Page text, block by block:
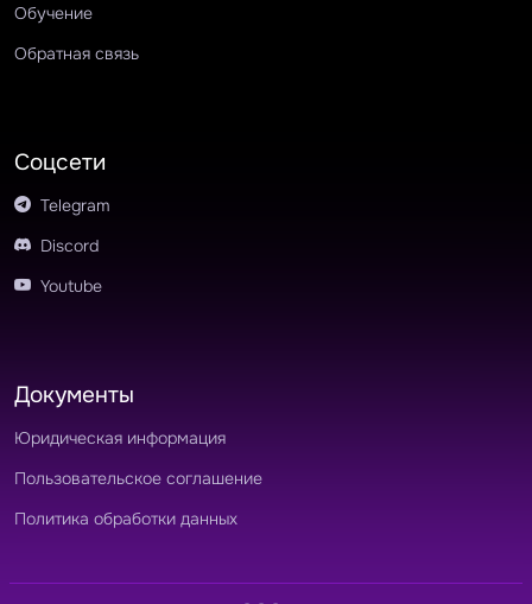
Обучение
Обратная связь
Соцсети
Telegram
Discord
Youtube
Документы
Юридическая информация
Пользовательское соглашение
Политика обработки данных